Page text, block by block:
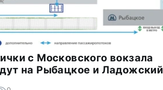
с Московского вокзала
на Рыбацкое и Ладожский